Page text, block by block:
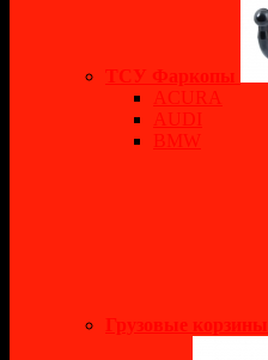
ТСУ Фаркопы
ACURA
AUDI
BMW
Грузовые корзины